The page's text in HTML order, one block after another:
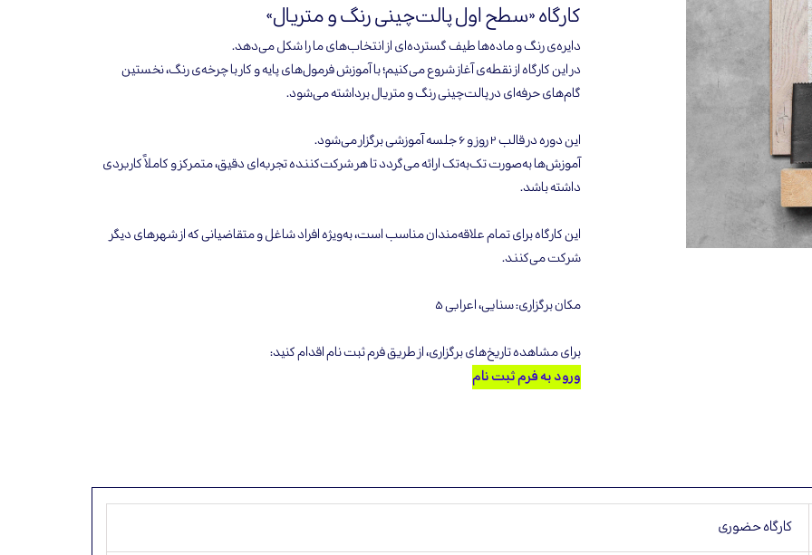
کارگاه «سطح اول پالت‌چینی رنگ و متریال»
دایره‌ی رنگ و ماده‌ها طیف گسترده‌ای از انتخاب‌های ما را شکل می‌دهد.
در این کارگاه از نقطه‌ی آغاز شروع می‌کنیم؛ با آموزش فرمول‌های پایه و کار با چرخه‌ی رنگ، نخستین
گام‌های حرفه‌ای در پالت‌چینی رنگ و متریال برداشته می‌شود.
این دوره در قالب ۲ روز و ۶ جلسه آموزشی برگزار می‌شود.
آموزش‌ها به‌صورت تک‌به‌تک ارائه می‌گردد تا هر شرکت‌کننده تجربه‌ای دقیق، متمرکز و کاملاً کاربردی
داشته باشد.
این کارگاه برای تمام علاقه‌مندان مناسب است، به‌ویژه افراد شاغل و متقاضیانی که از شهرهای دیگر
شرکت می‌کنند.
مکان برگزاری: سنایی، اعرابی ۵
برای مشاهده تاریخ‌های برگزاری، از طریق فرم ثبت نام اقدام کنید:
ورود به فرم ثبت نام
کارگاه حضوری